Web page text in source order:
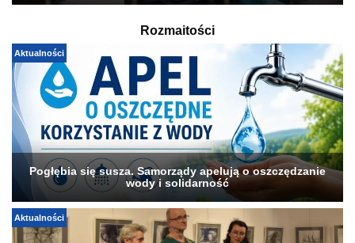
Rozmaitości
Aktualności
Pogłębia się susza. Samorządy apelują o oszczędzanie
wody i solidarność
Aktualności